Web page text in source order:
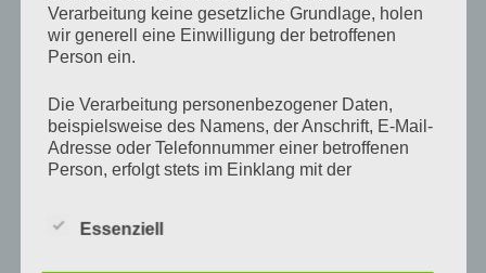
Suchen
nach:
BLOG VIA E-MAIL ABONNIEREN
Gib Deine E-Mail-Adresse an, um diesen Blog zu
abonnieren und Benachrichtigungen über neue
Verarbeitung keine gesetzliche Grundlage, holen
wir generell eine Einwilligung der betroffenen
Person ein.
Die Verarbeitung personenbezogener Daten,
beispielsweise des Namens, der Anschrift, E-Mail-
Adresse oder Telefonnummer einer betroffenen
Person, erfolgt stets im Einklang mit der
landesspezifischen Datenschutzbestimmungen.
Essenziell